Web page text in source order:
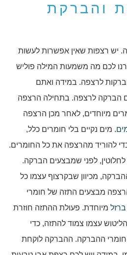
והברקת
יש רצפות שאין אפשרות לעשות
לכם מה משמעות המילה פוליש
לרצפה. במידה ואתם
הברקה לרצפה. בתחילה הרצפה
מיוחדים, לאחר מכן הרצפה
. מים נקיים בלי חומרים כלל,
להוריד מהרצפה את כל החומרים.
לפני שמבצעים הברקה.
מכיוון שבקרצוף עצמו כל
מבצעים התזה של חומרי
ברזל מיוחדת. פעולת ההתזה חוזרת
3 ל6 פעמים. הליטוש עצמו צמוד להתזה, כדי
חומרי ההברקה. ההברקה לוקחת